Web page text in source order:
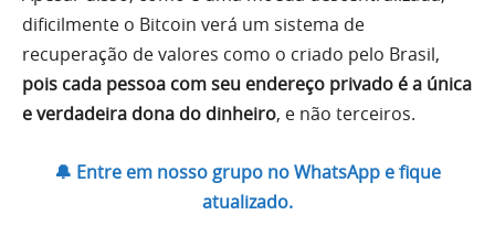
dificilmente o Bitcoin verá um sistema de
recuperação de valores como o criado pelo Brasil,
pois cada pessoa com seu endereço privado é a única
e verdadeira dona do dinheiro, e não terceiros.
🔔 Entre em nosso grupo no WhatsApp e fique
atualizado.